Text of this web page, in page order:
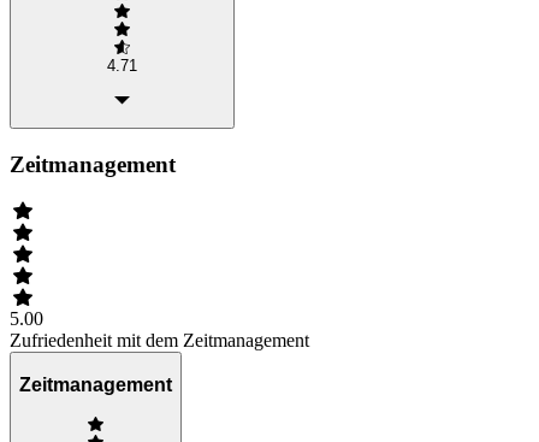
4.71
Zeitmanagement
5.00
Zufriedenheit mit dem Zeitmanagement
Zeitmanagement